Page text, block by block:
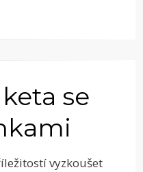
se
vyzkoušet